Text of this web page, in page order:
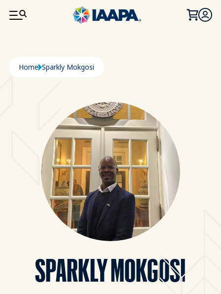
PASAR AL CONTENIDO PRINCIPAL
Ruta de navegación
Home Sparkly Mokgosi
SPARKLY MOKGOSI